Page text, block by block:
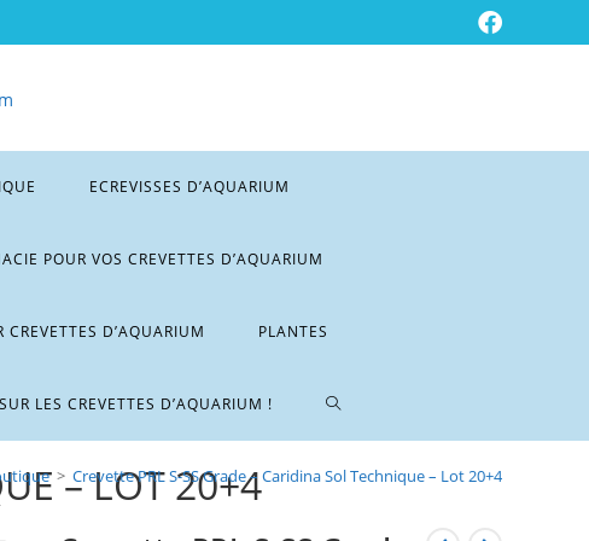
ECREVISSES D’AQUARIUM
POUR VOS CREVETTES D’AQUARIUM
D’AQUARIUM PLANTES
LES CREVETTES D’AQUARIUM !
– LOT 20+4
> Crevette PRL S-SS Grade – Caridina Sol Technique – Lot 20+4